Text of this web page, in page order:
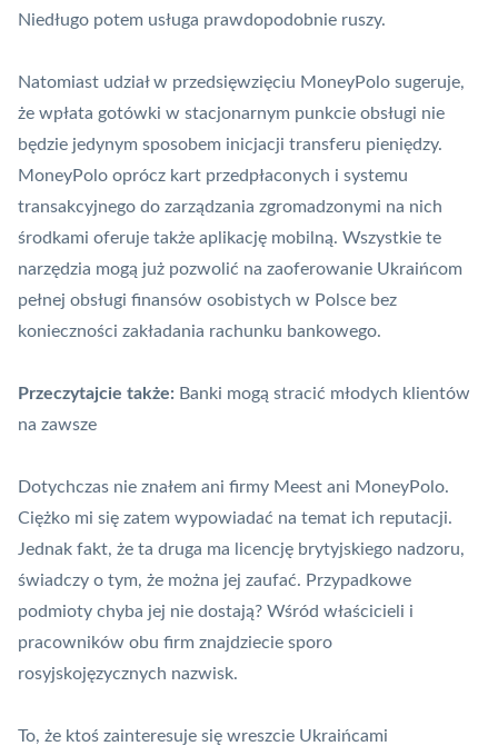
Niedługo potem usługa prawdopodobnie ruszy.
Natomiast udział w przedsięwzięciu MoneyPolo sugeruje,
że wpłata gotówki w stacjonarnym punkcie obsługi nie
będzie jedynym sposobem inicjacji transferu pieniędzy.
MoneyPolo oprócz kart przedpłaconych i systemu
transakcyjnego do zarządzania zgromadzonymi na nich
środkami oferuje także aplikację mobilną. Wszystkie te
narzędzia mogą już pozwolić na zaoferowanie Ukraińcom
pełnej obsługi finansów osobistych w Polsce bez
konieczności zakładania rachunku bankowego.
Przeczytajcie także: Banki mogą stracić młodych klientów
na zawsze
Dotychczas nie znałem ani firmy Meest ani MoneyPolo.
Ciężko mi się zatem wypowiadać na temat ich reputacji.
Jednak fakt, że ta druga ma licencję brytyjskiego nadzoru,
świadczy o tym, że można jej zaufać. Przypadkowe
podmioty chyba jej nie dostają? Wśród właścicieli i
pracowników obu firm znajdziecie sporo
rosyjskojęzycznych nazwisk.
To, że ktoś zainteresuje się wreszcie Ukraińcami